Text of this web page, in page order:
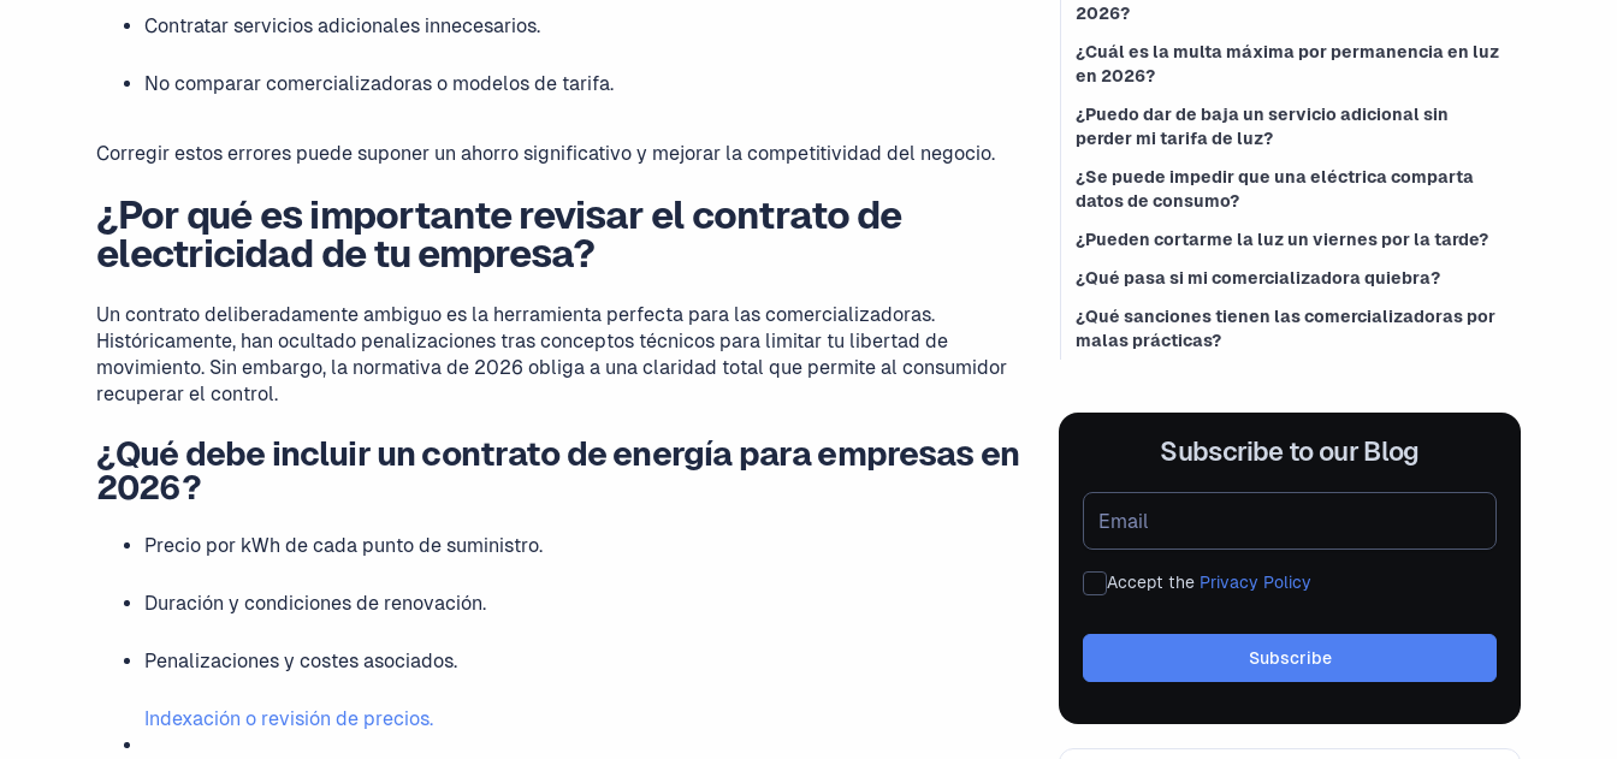
Contratar servicios adicionales innecesarios.
No comparar comercializadoras o modelos de tarifa.
Corregir estos errores puede suponer un ahorro significativo y mejorar la competitividad del negocio.
¿Por qué es importante revisar el contrato de
electricidad de tu empresa?
Un contrato deliberadamente ambiguo es la herramienta perfecta para las comercializadoras.
Históricamente, han ocultado penalizaciones tras conceptos técnicos para limitar tu libertad de
movimiento. Sin embargo, la normativa de 2026 obliga a una claridad total que permite al consumidor
recuperar el control.
¿Qué debe incluir un contrato de energía para empresas en
2026?
Precio por kWh de cada punto de suministro.
Duración y condiciones de renovación.
Penalizaciones y costes asociados.
Indexación o revisión de precios.
2026?
¿Cuál es la multa máxima por permanencia en luz
en 2026?
¿Puedo dar de baja un servicio adicional sin
perder mi tarifa de luz?
¿Se puede impedir que una eléctrica comparta
datos de consumo?
¿Pueden cortarme la luz un viernes por la tarde?
¿Qué pasa si mi comercializadora quiebra?
¿Qué sanciones tienen las comercializadoras por
malas prácticas?
Subscribe to our Blog
Accept the Privacy Policy